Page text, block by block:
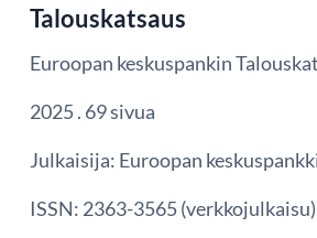
Talouskatsaus
Euroopan keskuspankin
2025 . 69 sivua
Julkaisija: Euroopan
ISSN: 2363-3565 (verkkojulkaisu)